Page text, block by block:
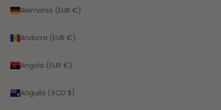
Alemania (EUR €)
Andorra (EUR €)
Angola (EUR €)
Anguila (XCD $)